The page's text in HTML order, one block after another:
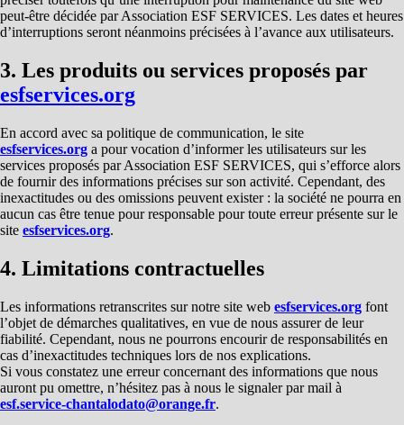
peut-être décidée par Association ESF SERVICES. Les dates et heures
d’interruptions seront néanmoins précisées à l’avance aux utilisateurs.
3. Les produits ou services proposés par
esfservices.org
En accord avec sa politique de communication, le site
esfservices.org a pour vocation d’informer les utilisateurs sur les
services proposés par Association ESF SERVICES, qui s’efforce alors
de fournir des informations précises sur son activité. Cependant, des
inexactitudes ou des omissions peuvent exister : la société ne pourra en
aucun cas être tenue pour responsable pour toute erreur présente sur le
site esfservices.org.
4. Limitations contractuelles
Les informations retranscrites sur notre site web esfservices.org font
l’objet de démarches qualitatives, en vue de nous assurer de leur
fiabilité. Cependant, nous ne pourrons encourir de responsabilités en
cas d’inexactitudes techniques lors de nos explications.
Si vous constatez une erreur concernant des informations que nous
auront pu omettre, n’hésitez pas à nous le signaler par mail à
esf.service-chantalodato@orange.fr.